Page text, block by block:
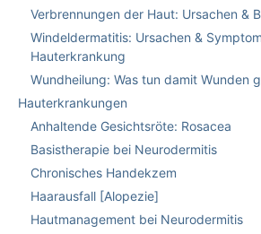
Verbrennungen der Haut: Ursachen &
Windeldermatitis: Ursachen &
Hauterkrankung
Wundheilung: Was tun damit Wunden
Hauterkrankungen
Anhaltende Gesichtsröte: Rosacea
Basistherapie bei Neurodermitis
Chronisches Handekzem
Haarausfall [Alopezie]
Hautmanagement bei Neurodermitis